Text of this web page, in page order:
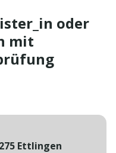
oder
mit
Ettlingen